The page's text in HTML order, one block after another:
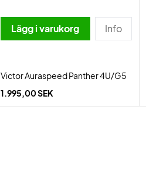
Lägg i varukorg Info
Victor Auraspeed Panther 4U/G5
1.995,00 SEK